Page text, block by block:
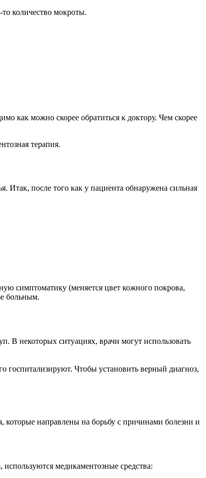
количество мокроты.
как можно скорее обратиться к доктору. Чем скорее
терапия.
Итак, после того как у пациента обнаружена сильная
симптоматику (меняется цвет кожного покрова,
больным.
В некоторых ситуациях, врачи могут использовать
госпитализируют. Чтобы установить верный диагноз,
которые направлены на борьбу с причинами болезни и
медикаментозные средства: